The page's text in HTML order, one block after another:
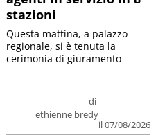
stazioni
di
ethienne bredy
il 07/08/2026
Questa mattina, a palazzo
regionale, si è tenuta la
cerimonia di giuramento